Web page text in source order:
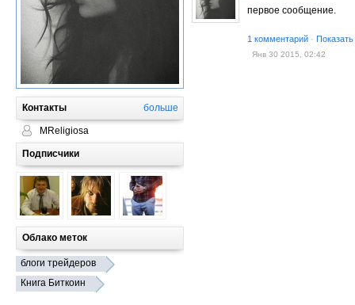
Контакты больше
MReligiosa
Подписчики
Облако меток
блоги трейдеров
Книга Биткоин
первое сообщение.
1 комментарий ·
Янв 30 2015, 02:42